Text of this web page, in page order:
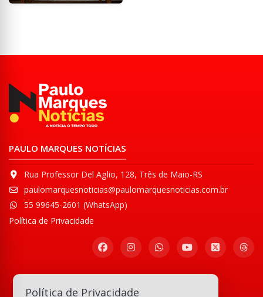
PAULO MARQUES NOTÍCIAS
Rua Professor Del Aglio, 128, Três de Maio-RS
paulomarquesnoticias@paulomarquesnoticias.com.br
55 99645-2601 (WhatsApp)
Política de Privacidade
Comunidade WhatsApp
Política de Privacidade